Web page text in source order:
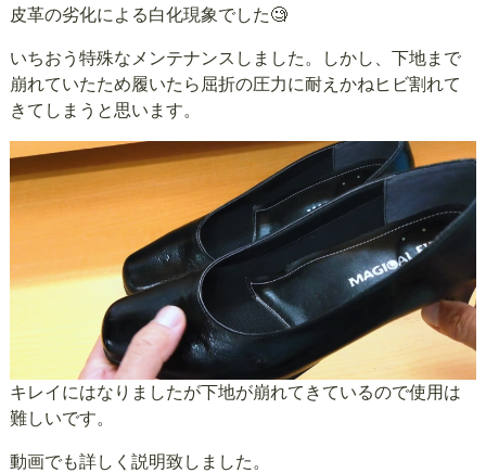
皮革の劣化による白化現象でした🧐
いちおう特殊なメンテナンスしました。しかし、下地まで
崩れていたため履いたら屈折の圧力に耐えかねヒビ割れて
きてしまうと思います。
キレイにはなりましたが下地が崩れてきているので使用は
難しいです。
動画でも詳しく説明致しました。